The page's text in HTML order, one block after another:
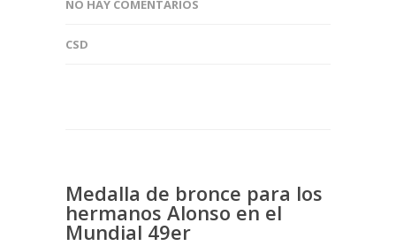
NO HAY COMENTARIOS
CSD
Medalla de bronce para los
hermanos Alonso en el
Mundial 49er